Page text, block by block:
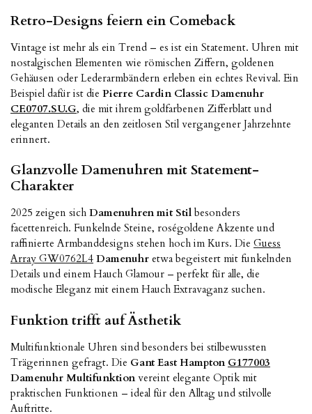
Retro-Designs feiern ein Comeback
Vintage ist mehr als ein Trend – es ist ein Statement. Uhren mit
nostalgischen Elementen wie römischen Ziffern, goldenen
Gehäusen oder Lederarmbändern erleben ein echtes Revival. Ein
Beispiel dafür ist die Pierre Cardin Classic Damenuhr
CF.0707.SU.G, die mit ihrem goldfarbenen Zifferblatt und
eleganten Details an den zeitlosen Stil vergangener Jahrzehnte
erinnert.
Glanzvolle Damenuhren mit Statement-
Charakter
2025 zeigen sich Damenuhren mit Stil besonders
facettenreich. Funkelnde Steine, roségoldene Akzente und
raffinierte Armbanddesigns stehen hoch im Kurs. Die Guess
Array GW0762L4 Damenuhr etwa begeistert mit funkelnden
Details und einem Hauch Glamour – perfekt für alle, die
modische Eleganz mit einem Hauch Extravaganz suchen.
Funktion trifft auf Ästhetik
Multifunktionale Uhren sind besonders bei stilbewussten
Trägerinnen gefragt. Die Gant East Hampton G177003
Damenuhr Multifunktionvereint elegante Optik mit
praktischen Funktionen – ideal für den Alltag und stilvolle
Auftritte.